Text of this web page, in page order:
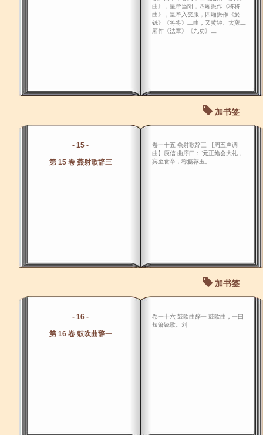
曲》，皇帝当阳，四厢振作《将将
曲》，皇帝入变服，四厢振作《於
铄》《将将》二曲，又黄钟、太蔟二
厢作《法章》《九功》二
加书签
- 15 -
第 15 卷 燕射歌辞三
卷一十五 燕射歌辞三 【周五声调
曲】庾信 曲序曰：“元正飨会大礼，
宾至食举，称觞荐玉。
加书签
- 16 -
第 16 卷 鼓吹曲辞一
卷一十六 鼓吹曲辞一 鼓吹曲，一曰
短箫铙歌。刘